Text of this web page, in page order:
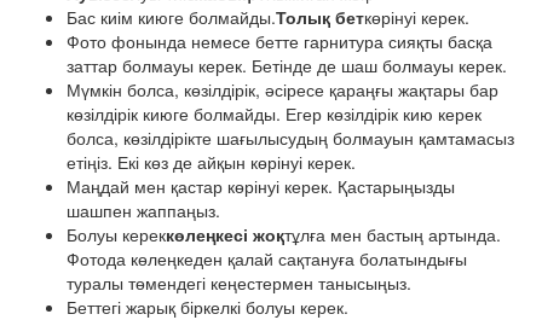
Бас киім киюге болмайды.Толық беткөрінуі керек.
Фото фонында немесе бетте гарнитура сияқты басқа
заттар болмауы керек. Бетінде де шаш болмауы керек.
Мүмкін болса, көзілдірік, әсіресе қараңғы жақтары бар
көзілдірік киюге болмайды. Егер көзілдірік кию керек
болса, көзілдірікте шағылысудың болмауын қамтамасыз
етіңіз. Екі көз де айқын көрінуі керек.
Маңдай мен қастар көрінуі керек. Қастарыңызды
шашпен жаппаңыз.
Болуы кереккөлеңкесі жоқтұлға мен бастың артында.
Фотода көлеңкеден қалай сақтануға болатындығы
туралы төмендегі кеңестермен танысыңыз.
Беттегі жарық біркелкі болуы керек.